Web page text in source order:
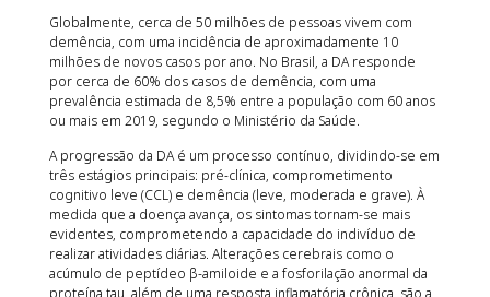
Globalmente, cerca de 50 milhões de pessoas vivem com
demência, com uma incidência de aproximadamente 10
milhões de novos casos por ano. No Brasil, a DA responde
por cerca de 60% dos casos de demência, com uma
prevalência estimada de 8,5% entre a população com 60 anos
ou mais em 2019, segundo o Ministério da Saúde.
A progressão da DA é um processo contínuo, dividindo-se em
três estágios principais: pré-clínica, comprometimento
cognitivo leve (CCL) e demência (leve, moderada e grave). À
medida que a doença avança, os sintomas tornam-se mais
evidentes, comprometendo a capacidade do indivíduo de
realizar atividades diárias. Alterações cerebrais como o
acúmulo de peptídeo β-amiloide e a fosforilação anormal da
proteína tau, além de uma resposta inflamatória crônica, são a